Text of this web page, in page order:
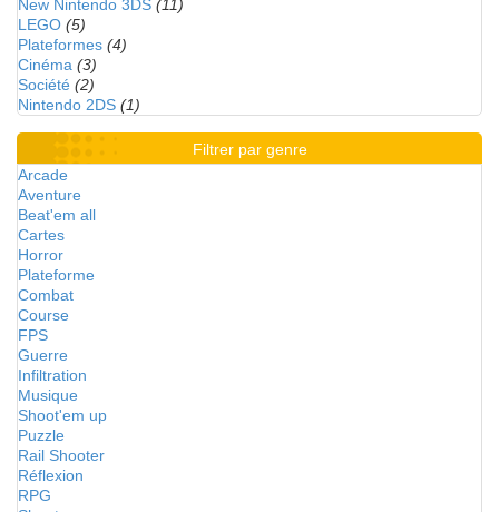
New Nintendo 3DS (11)
LEGO (5)
Plateformes (4)
Cinéma (3)
Société (2)
Nintendo 2DS (1)
Filtrer par genre
Arcade
Aventure
Beat'em all
Cartes
Horror
Plateforme
Combat
Course
FPS
Guerre
Infiltration
Musique
Shoot'em up
Puzzle
Rail Shooter
Réflexion
RPG